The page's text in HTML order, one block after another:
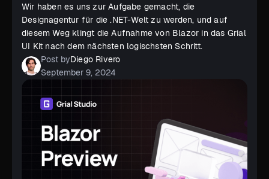
Wir haben es uns zur Aufgabe gemacht, die
Designagentur für die .NET-Welt zu werden, und auf
diesem Weg klingt die Aufnahme von Blazor in das Grial
UI Kit nach dem nächsten logischsten Schritt.
Post byDiego Rivero
September 9, 2024